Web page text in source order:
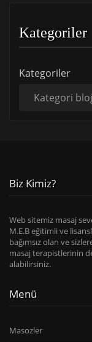
Kategoriler
Kategoriler
Biz Kimiz?
Web sitemiz masaj
M.E.B eğitimli ve
bağımsız olan ve
masaj terapistlerinin
alabilirsiniz.
Menü
Masozler